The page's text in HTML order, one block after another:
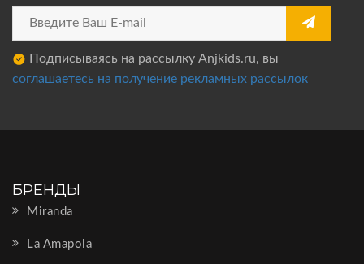
Подписываясь на рассылку Anjkids.ru, вы
соглашаетесь на получение рекламных рассылок
БРЕНДЫ
Miranda
La Amapola